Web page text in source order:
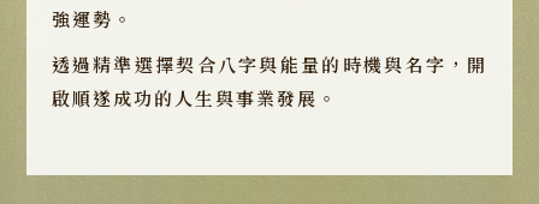
強運勢。
透過精準選擇契合八字與能量的時機與名字，開
啟順遂成功的人生與事業發展。